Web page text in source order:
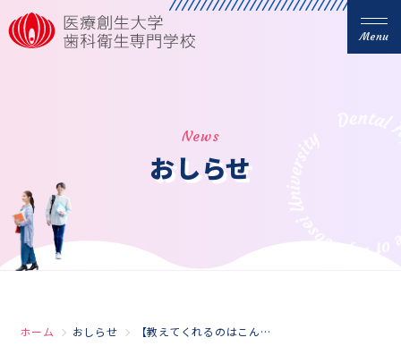
Menu
News
おしらせ
ホーム おしらせ 【教えてくれるのはこんな先生】第6弾 仙波先生